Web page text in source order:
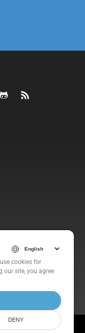
Reserved.
cookies for
our site, you agree
DENY